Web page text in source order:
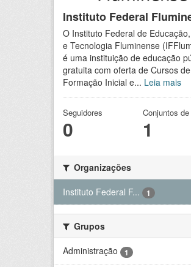
Instituto Federal
O Instituto Federal de
e Tecnologia Fluminense
é uma instituição de educação
gratuita com oferta de Cursos de
Formação Inicial e... Leia mais
Seguidores
0
Conjuntos
1
Organizações
Instituto Federal F...
1
Grupos
Administração
1